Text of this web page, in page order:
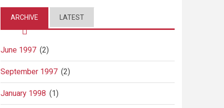
ARCHIVE LATEST
June 1997 (2)
September 1997 (2)
January 1998 (1)